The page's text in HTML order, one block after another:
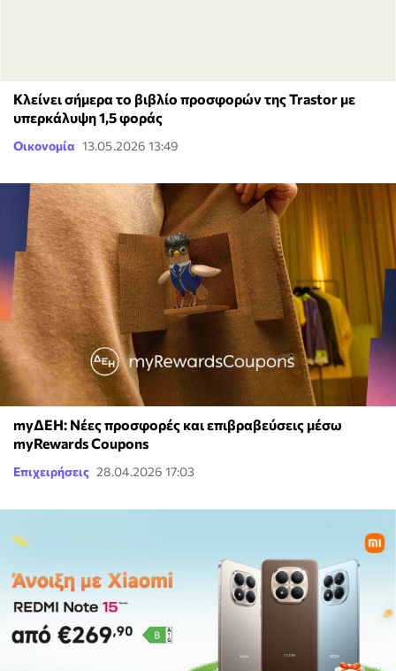
Κλείνει σήμερα το βιβλίο προσφορών της Trastor με
υπερκάλυψη 1,5 φοράς
Οικονομία 13.05.2026 13:49
myΔΕΗ: Νέες προσφορές και επιβραβεύσεις μέσω
myRewards Coupons
Επιχειρήσεις 28.04.2026 17:03